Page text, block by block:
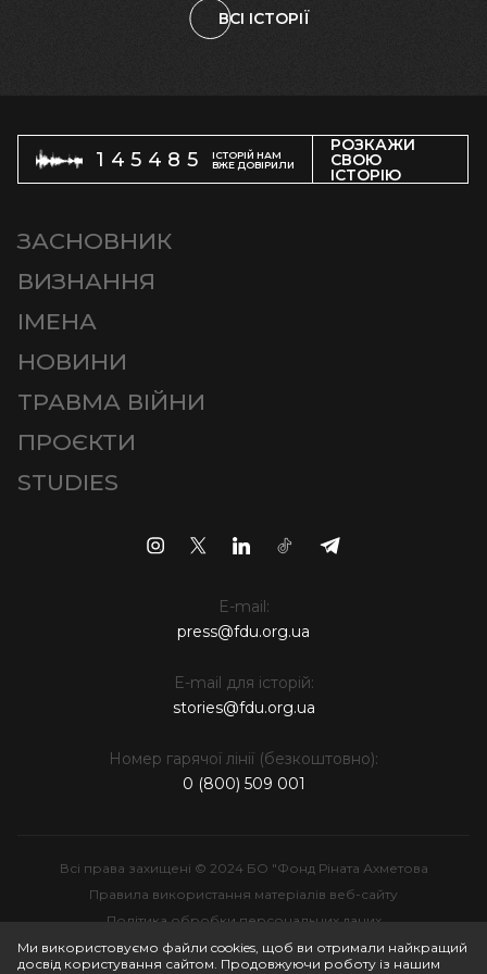
ВСІ ІСТОРІЇ
145485
ІСТОРІЙ НАМ
ВЖЕ ДОВІРИЛИ
РОЗКАЖИ
СВОЮ
ІСТОРІЮ
ЗАСНОВНИК
ВИЗНАННЯ
ІМЕНА
НОВИНИ
ТРАВМА ВІЙНИ
ПРОЄКТИ
STUDIES
E-mail:
press@fdu.org.ua
E-mail для історій:
stories@fdu.org.ua
Номер гарячої лінії (безкоштовно):
0 (800) 509 001
Всі права захищені © 2024 БО "Фонд Ріната Ахметова
Правила використання матеріалів веб-сайту
Політика обробки персональних даних
Інтелектуальна власність
Ми використовуємо файли cookies, щоб ви отримали найкращий
досвід користування сайтом. Продовжуючи роботу із нашим